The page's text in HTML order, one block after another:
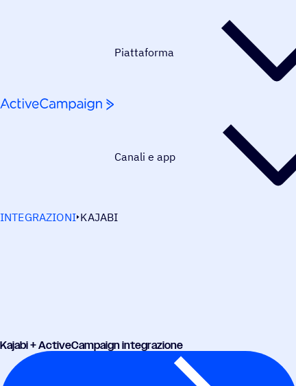
Piattaforma
Canali e app
INTEGRAZIONI KAJABI
Kajabi + ActiveCampaign integrazione